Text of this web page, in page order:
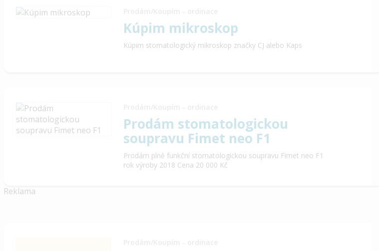
Kúpim mikroskop
Kúpim stomatologický mikroskop značky CJ alebo Kaps
Prodám stomatologickou
soupravu Fimet neo F1
Prodám plně funkční stomatologickou soupravu Fimet neo F1
rok výroby 2018 Cena 20 000 Kč
Reklama